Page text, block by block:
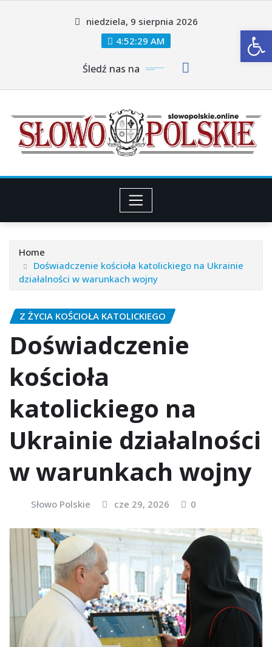
niedziela, 9 sierpnia 2026
4:52:31 AM
Śledź nas na
Home
Doświadczenie kościoła katolickiego na Ukrainie
działalności w warunkach wojny
Z ŻYCIA KOŚCIOŁA KATOLICKIEGO
Doświadczenie
kościoła
katolickiego na
Ukrainie działalności
w warunkach wojny
Słowo Polskie cze 29, 2026 0